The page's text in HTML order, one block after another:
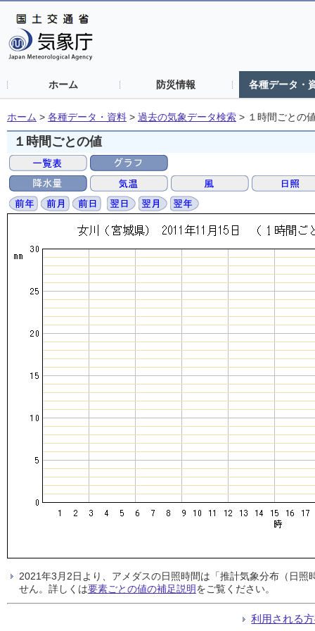
ホーム 防災情報 各種データ・
ホーム > 各種データ・資料 > 過去の気象データ検索 > １時間ごとの
１時間ごとの値
2021年3月2日より、アメダスの日照時間は「推計気象分布（日
せん。詳しくは要素ごとの値の補足説明をご覧ください。
利用される